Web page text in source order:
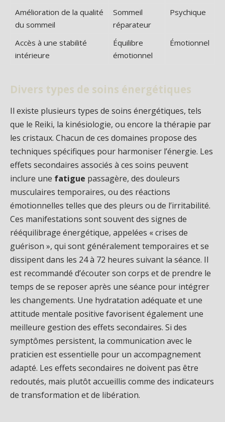
Amélioration de la qualité
du sommeil
Sommeil
réparateur
Psychique
Accès à une stabilité
intérieure
Équilibre
émotionnel
Émotionnel
Divers types de soins énergétiques
Il existe plusieurs types de soins énergétiques, tels
que le Reiki, la kinésiologie, ou encore la thérapie par
les cristaux. Chacun de ces domaines propose des
techniques spécifiques pour harmoniser l’énergie. Les
effets secondaires associés à ces soins peuvent
inclure une fatigue passagère, des douleurs
musculaires temporaires, ou des réactions
émotionnelles telles que des pleurs ou de l’irritabilité.
Ces manifestations sont souvent des signes de
rééquilibrage énergétique, appelées « crises de
guérison », qui sont généralement temporaires et se
dissipent dans les 24 à 72 heures suivant la séance. Il
est recommandé d’écouter son corps et de prendre le
temps de se reposer après une séance pour intégrer
les changements. Une hydratation adéquate et une
attitude mentale positive favorisent également une
meilleure gestion des effets secondaires. Si des
symptômes persistent, la communication avec le
praticien est essentielle pour un accompagnement
adapté. Les effets secondaires ne doivent pas être
redoutés, mais plutôt accueillis comme des indicateurs
de transformation et de libération.